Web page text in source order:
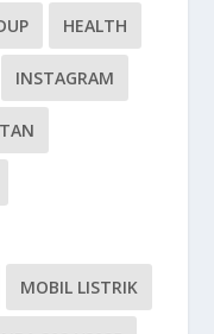
HEALTH
INSTAGRAM
MOBIL LISTRIK